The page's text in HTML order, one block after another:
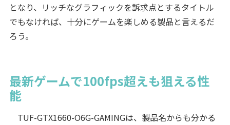
となり、リッチなグラフィックを訴求点とするタイトル
でもなければ、十分にゲームを楽しめる製品と言えるだ
ろう。
最新ゲームで100fps超えも狙える性
能
TUF-GTX1660-O6G-GAMINGは、製品名からも分かる